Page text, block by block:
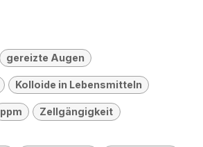
gereizte Augen
Kolloide in Lebensmitteln
ppm Zellgängigkeit